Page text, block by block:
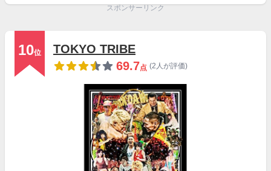
スポンサーリンク
10位
TOKYO TRIBE
69.7点 (2人が評価)